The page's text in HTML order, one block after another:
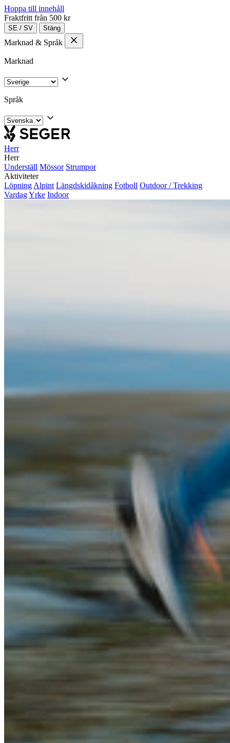
Hoppa till innehåll
Fraktfritt från 500 kr
SE / SV Stäng
Marknad & Språk
Marknad
Språk
Herr
Herr
Underställ Mössor Strumpor
Aktiviteter
Löpning Alpint Längdskidåkning Fotboll Outdoor / Trekking
VardagYrke Indoor